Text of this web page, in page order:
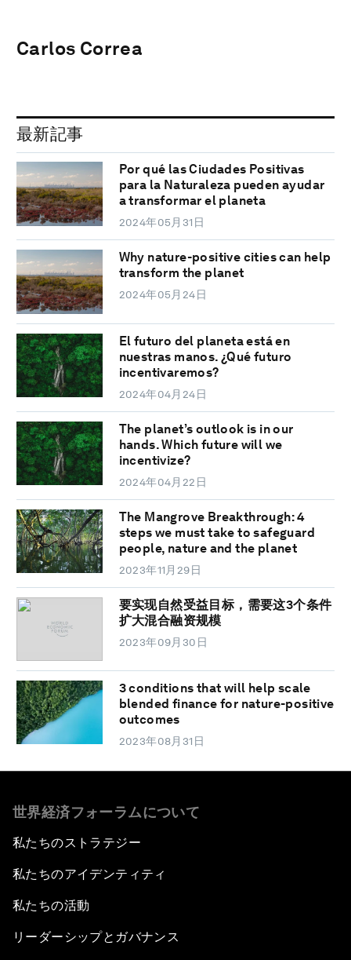
Carlos Correa
最新記事
Por qué las Ciudades Positivas
para la Naturaleza pueden ayudar
a transformar el planeta
2024年05月31日
Why nature-positive cities can help
transform the planet
2024年05月24日
El futuro del planeta está en
nuestras manos. ¿Qué futuro
incentivaremos?
2024年04月24日
The planet’s outlook is in our
hands. Which future will we
incentivize?
2024年04月22日
The Mangrove Breakthrough: 4
steps we must take to safeguard
people, nature and the planet
2023年11月29日
要实现自然受益目标，需要这3个条件
扩大混合融资规模
2023年09月30日
3 conditions that will help scale
blended finance for nature-positive
outcomes
2023年08月31日
世界経済フォーラムについて
私たちのストラテジー
私たちのアイデンティティ
私たちの活動
リーダーシップとガバナンス